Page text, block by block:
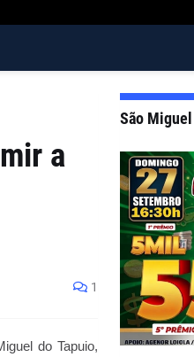
a
1
do Tapuio,
São